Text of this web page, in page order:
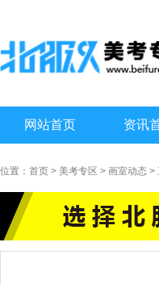
网站首页 资讯
位置： 首页 > 美考专区 > 画室动态 >